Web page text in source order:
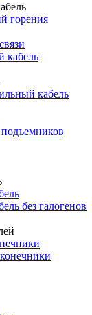
горения
кабель
кабель
без галогенов